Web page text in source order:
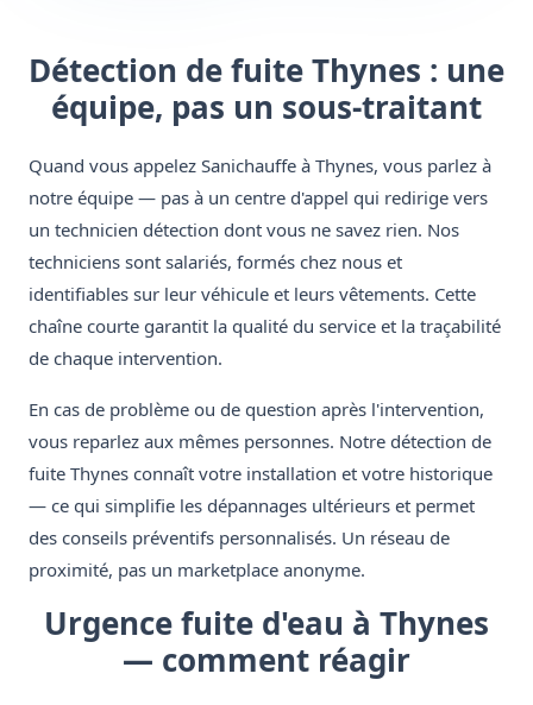
Détection de fuite Thynes : une
équipe, pas un sous-traitant
Quand vous appelez Sanichauffe à Thynes, vous parlez à
notre équipe — pas à un centre d'appel qui redirige vers
un technicien détection dont vous ne savez rien. Nos
techniciens sont salariés, formés chez nous et
identifiables sur leur véhicule et leurs vêtements. Cette
chaîne courte garantit la qualité du service et la traçabilité
de chaque intervention.
En cas de problème ou de question après l'intervention,
vous reparlez aux mêmes personnes. Notre détection de
fuite Thynes connaît votre installation et votre historique
— ce qui simplifie les dépannages ultérieurs et permet
des conseils préventifs personnalisés. Un réseau de
proximité, pas un marketplace anonyme.
Urgence fuite d'eau à Thynes
— comment réagir